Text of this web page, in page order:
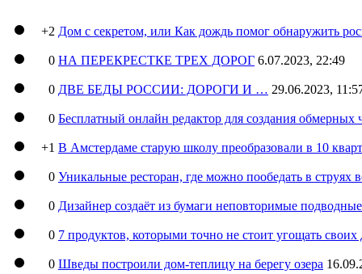
+2 Дом с секретом, или Как дождь помог обнаружить
0 НА ПЕРЕКРЕСТКЕ ТРЕХ ДОРОГ 6.07.2023, 22:49
0 ДВЕ БЕДЫ РОССИИ: ДОРОГИ И … 29.06.2023,
0 Бесплатный онлайн редактор для создания обмерных
+1 В Амстердаме старую школу преобразовали в 10
0 Уникальные ресторан, где можно пообедать в струях
0 Дизайнер создаёт из бумаги неповторимые
0 7 продуктов, которыми точно не стоит угощать
0 Шведы построили дом-теплицу на берегу озера